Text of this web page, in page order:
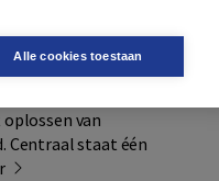
van
Centraal staat één
Alle cookies toestaan